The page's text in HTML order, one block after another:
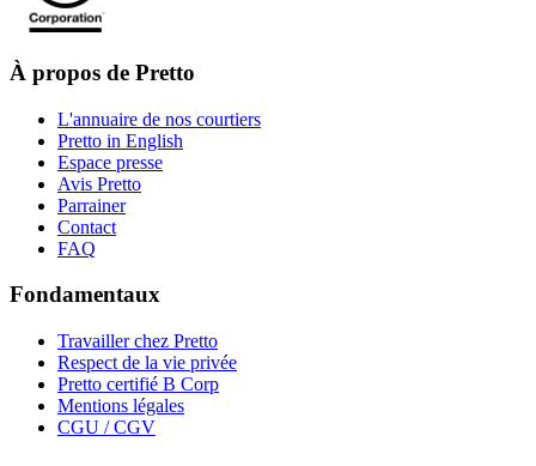
À propos de Pretto
L'annuaire de nos courtiers
Pretto in English
Espace presse
Avis Pretto
Parrainer
Contact
FAQ
Fondamentaux
Travailler chez Pretto
Respect de la vie privée
Pretto certifié B Corp
Mentions légales
CGU / CGV